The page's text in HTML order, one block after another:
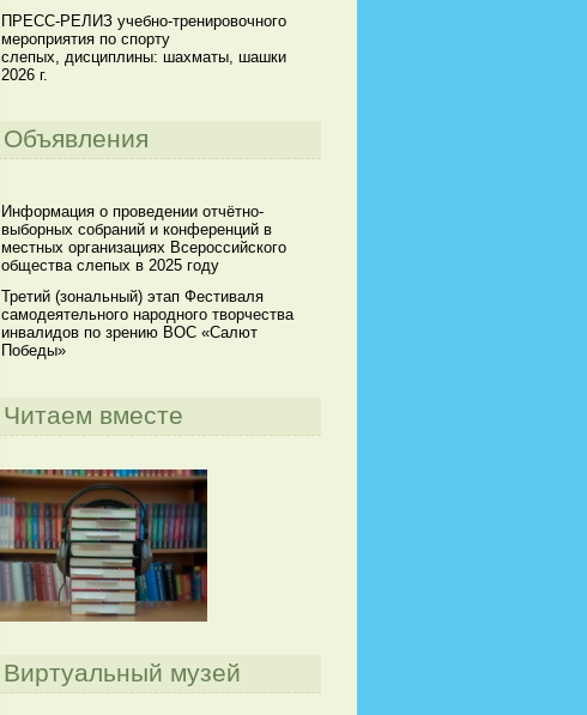
ПРЕСС-РЕЛИЗ учебно-тренировочного
мероприятия по спорту
слепых, дисциплины: шахматы, шашки
2026 г.
Объявления
Информация о проведении отчётно-
выборных собраний и конференций в
местных организациях Всероссийского
общества слепых в 2025 году
Третий (зональный) этап Фестиваля
самодеятельного народного творчества
инвалидов по зрению ВОС «Салют
Победы»
Читаем вместе
Виртуальный музей